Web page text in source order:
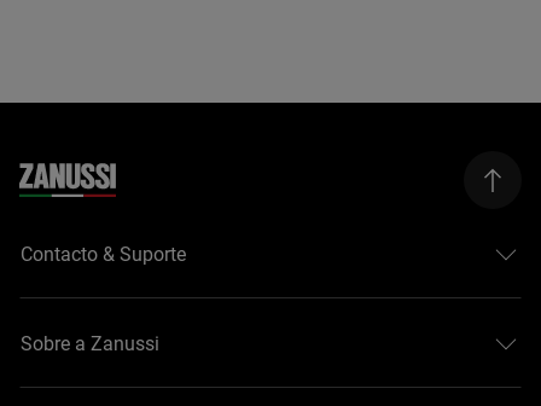
Contacto & Suporte
Sobre a Zanussi